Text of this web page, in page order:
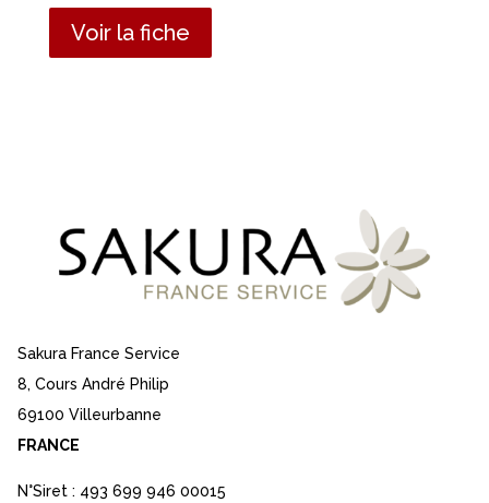
Voir la fiche
Sakura France Service
8, Cours André Philip
69100 Villeurbanne
FRANCE
N°Siret : 493 699 946 00015